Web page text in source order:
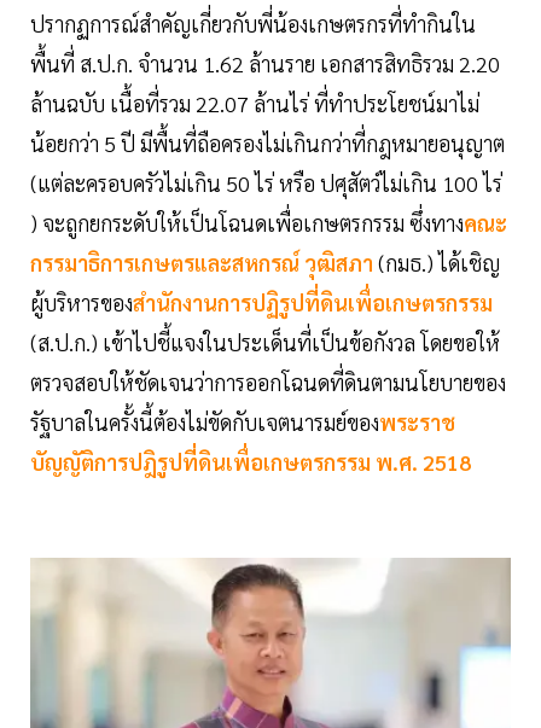
ปรากฏการณ์สำคัญเกี่ยวกับพี่น้องเกษตรกรที่ทำกินใน
พื้นที่ ส.ป.ก. จำนวน 1.62 ล้านราย เอกสารสิทธิรวม 2.20
ล้านฉบับ เนื้อที่รวม 22.07 ล้านไร่ ที่ทำประโยชน์มาไม่
น้อยกว่า 5 ปี มีพื้นที่ถือครองไม่เกินกว่าที่กฎหมายอนุญาต
(แต่ละครอบครัวไม่เกิน 50 ไร่ หรือ ปศุสัตว์ไม่เกิน 100 ไร่
) จะถูกยกระดับให้เป็นโฉนดเพื่อเกษตรกรรม ซึ่งทางคณะ
กรรมาธิการเกษตรและสหกรณ์ วุฒิสภา (กมธ.) ได้เชิญ
ผู้บริหารของสำนักงานการปฏิรูปที่ดินเพื่อเกษตรกรรม
(ส.ป.ก.) เข้าไปชี้แจงในประเด็นที่เป็นข้อกังวล โดยขอให้
ตรวจสอบให้ชัดเจนว่าการออกโฉนดที่ดินตามนโยบายของ
รัฐบาลในครั้งนี้ต้องไม่ขัดกับเจตนารมย์ของพระราช
บัญญัติการปฎิรูปที่ดินเพื่อเกษตรกรรม พ.ศ. 2518